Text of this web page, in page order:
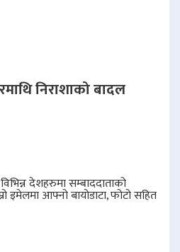
निराशाको बादल
देशहरुमा सम्बाददाताको
आफ्नो बायोडाटा, फोटो सहित